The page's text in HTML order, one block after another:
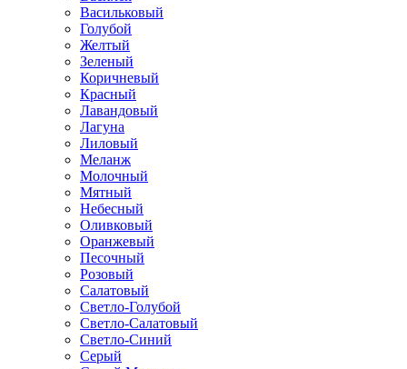
Васильковый
Голубой
Желтый
Зеленый
Коричневый
Красный
Лавандовый
Лагуна
Лиловый
Меланж
Молочный
Мятный
Небесный
Оливковый
Оранжевый
Песочный
Розовый
Салатовый
Светло-Голубой
Светло-Салатовый
Светло-Синий
Серый